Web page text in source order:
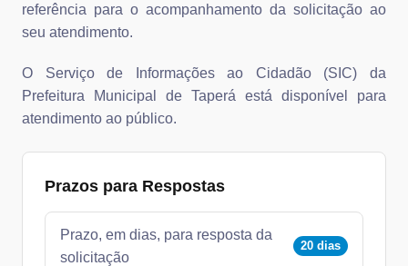
referência para o acompanhamento da solicitação ao
seu atendimento.
O Serviço de Informações ao Cidadão (SIC) da
Prefeitura Municipal de Taperá está disponível para
atendimento ao público.
Prazos para Respostas
Prazo, em dias, para resposta da
solicitação
20 dias